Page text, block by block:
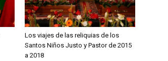
Los viajes de las reliquias de los
Santos Niños Justo y Pastor de 2015
a 2018